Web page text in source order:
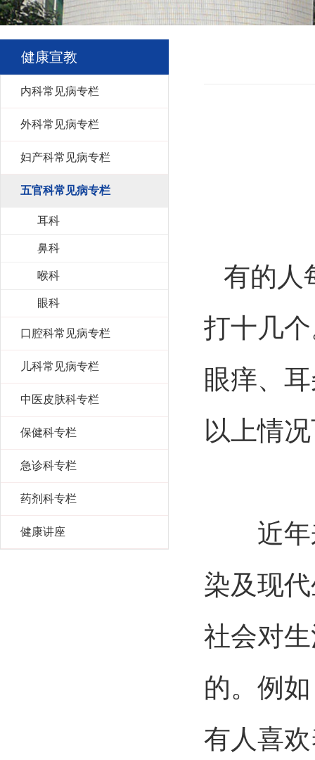
健康宣教
内科常见病专栏
外科常见病专栏
妇产科常见病专栏
五官科常见病专栏
耳科
鼻科
喉科
眼科
口腔科常见病专栏
儿科常见病专栏
中医皮肤科专栏
保健科专栏
急诊科专栏
药剂科专栏
健康讲座
有的人
打十几
眼痒、
以上情
近年来
染及现
社会对
的。例
有人喜